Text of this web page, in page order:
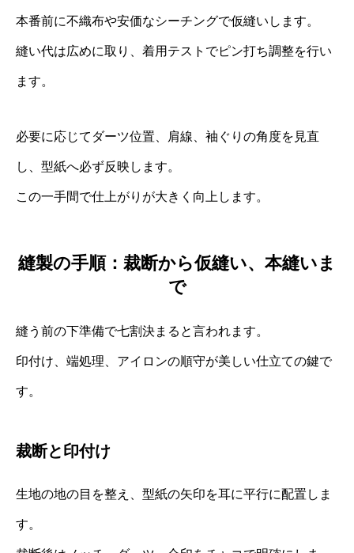
本番前に不織布や安価なシーチングで仮縫いします。
縫い代は広めに取り、着用テストでピン打ち調整を行い
ます。
必要に応じてダーツ位置、肩線、袖ぐりの角度を見直
し、型紙へ必ず反映します。
この一手間で仕上がりが大きく向上します。
縫製の手順：裁断から仮縫い、本縫いま
で
縫う前の下準備で七割決まると言われます。
印付け、端処理、アイロンの順守が美しい仕立ての鍵で
す。
裁断と印付け
生地の地の目を整え、型紙の矢印を耳に平行に配置しま
す。